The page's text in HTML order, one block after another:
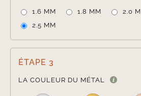
1.6 MM 1.8 MM 2.0
2.5 MM
ÉTAPE 3
LA COULEUR DU MÉTAL